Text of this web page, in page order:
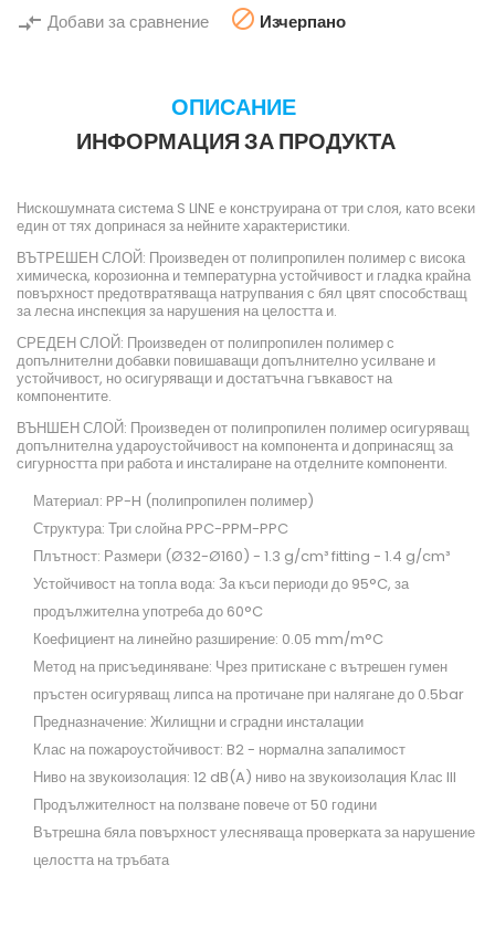
compare_arrows Добави за сравнение  Изчерпано
ОПИСАНИЕ
ИНФОРМАЦИЯ ЗА ПРОДУКТА
Нискошумната система S LINE е конструирана от три слоя, като всеки
един от тях допринася за нейните характеристики.
ВЪТРЕШЕН СЛОЙ: Произведен от полипропилен полимер с висока
химическа, корозионна и температурна устойчивост и гладка крайна
повърхност предотвратяваща натрупвания с бял цвят способстващ
за лесна инспекция за нарушения на целостта и.
СРЕДЕН СЛОЙ: Произведен от полипропилен полимер с
допълнителни добавки повишаващи допълнително усилване и
устойчивост, но осигуряващи и достатъчна гъвкавост на
компонентите.
ВЪНШЕН СЛОЙ: Произведен от полипропилен полимер осигуряващ
допълнителна удароустойчивост на компонента и допринасящ за
сигурността при работа и инсталиране на отделните компоненти.
Материал: PP-H (полипропилен полимер)
Структура: Три слойна PPC-PPM-PPC
Плътност: Размери (Ø32-Ø160) - 1.3 g/cm³ fitting - 1.4 g/cm³
Устойчивост на топла вода: За къси периоди до 95°C, за
продължителна употреба до 60°C
Коефициент на линейно разширение: 0.05 mm/m°C
Метод на присъединяване: Чрез притискане с вътрешен гумен
пръстен осигуряващ липса на протичане при налягане до 0.5bar
Предназначение: Жилищни и сградни инсталации
Клас на пожароустойчивост: B2 - нормална запалимост
Ниво на звукоизолация: 12 dB(A) ниво на звукоизолация Клас III
Продължителност на ползване повече от 50 години
Вътрешна бяла повърхност улесняваща проверката за нарушение
целостта на тръбата